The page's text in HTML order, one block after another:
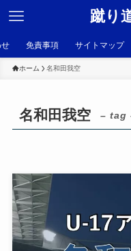
蹴り
免責事項 サイトマップ
ホーム 名和田我空
名和田我空 – tag